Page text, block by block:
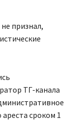
признал,
ТГ-канала
сроком 1